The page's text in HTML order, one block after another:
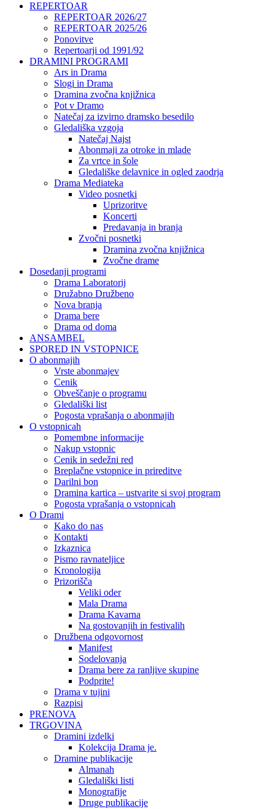
REPERTOAR
REPERTOAR 2026/27
REPERTOAR 2025/26
Ponovitve
Repertoarji od 1991/92
DRAMINI PROGRAMI
Ars in Drama
Slogi in Drama
Dramina zvočna knjižnica
Pot v Dramo
Natečaj za izvirno dramsko besedilo
Gledališka vzgoja
Natečaj Najst
Abonmaji za otroke in mlade
Za vrtce in šole
Gledališke delavnice in ogled zaodrja
Drama Mediateka
Video posnetki
Uprizoritve
Koncerti
Predavanja in branja
Zvočni posnetki
Dramina zvočna knjižnica
Zvočne drame
Dosedanji programi
Drama Laboratorij
Družabno Družbeno
Nova branja
Drama bere
Drama od doma
ANSAMBEL
SPORED IN VSTOPNICE
O abonmajih
Vrste abonmajev
Cenik
Obveščanje o programu
Gledališki list
Pogosta vprašanja o abonmajih
O vstopnicah
Pomembne informacije
Nakup vstopnic
Cenik in sedežni red
Breplačne vstopnice in prireditve
Darilni bon
Dramina kartica – ustvarite si svoj program
Pogosta vprašanja o vstopnicah
O Drami
Kako do nas
Kontakti
Izkaznica
Pismo ravnateljice
Kronologija
Prizorišča
Veliki oder
Mala Drama
Drama Kavarna
Na gostovanjih in festivalih
Družbena odgovornost
Manifest
Sodelovanja
Drama bere za ranljive skupine
Podprite!
Drama v tujini
Razpisi
PRENOVA
TRGOVINA
Dramini izdelki
Kolekcija Drama je.
Dramine publikacije
Almanah
Gledališki listi
Monografije
Druge publikacije